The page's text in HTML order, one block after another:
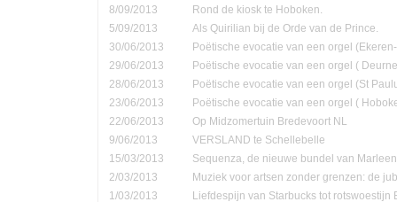
8/09/2013
Rond de kiosk te Hoboken.
5/09/2013
Als Quirilian bij de Orde van de Prince.
30/06/2013
Poëtische evocatie van een orgel
29/06/2013
Poëtische evocatie van een orgel (
28/06/2013
Poëtische evocatie van een orgel (St
23/06/2013
Poëtische evocatie van een orgel (
22/06/2013
Op Midzomertuin Bredevoort NL
9/06/2013
VERSLAND te Schellebelle
15/03/2013
Sequenza, de nieuwe bundel van
2/03/2013
Muziek voor artsen zonder grenzen: de
1/03/2013
Liefdespijn van Starbucks tot rotswoestijn